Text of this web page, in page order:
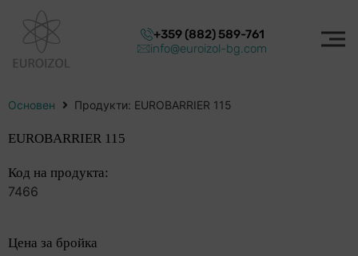
+359 (882) 589-761
info@euroizol-bg.com
Основен Продукти: EUROBARRIER 115
EUROBARRIER 115
Код на продукта:
7466
Цена за бройка